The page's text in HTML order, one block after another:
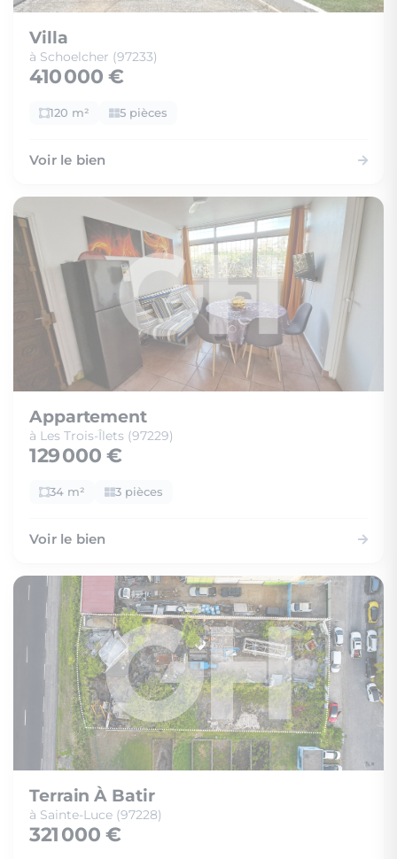
Villa
à Schoelcher (97233)
410 000 €
120 m² 5 pièces
Voir le bien
Appartement
à Les Trois-Îlets (97229)
129 000 €
34 m² 3 pièces
Voir le bien
Terrain À Batir
à Sainte-Luce (97228)
321 000 €